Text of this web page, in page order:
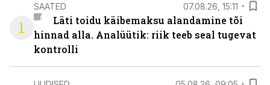
1
SAATED 07.08.26, 15:11
Läti toidu käibemaksu alandamine tõi
hinnad alla. Analüütik: riik teeb seal tugevat
kontrolli